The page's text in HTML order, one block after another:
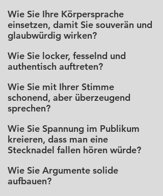
Wie Sie Ihre Körpersprache
einsetzen, damit Sie souverän und
glaubwürdig wirken?
Wie Sie locker, fesselnd und
authentisch auftreten?
Wie Sie mit Ihrer Stimme
schonend, aber überzeugend
sprechen?
Wie Sie Spannung im Publikum
kreieren, dass man eine
Stecknadel fallen hören würde?
Wie Sie Argumente solide
aufbauen?